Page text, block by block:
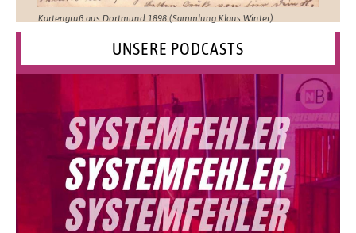
Kartengruß aus Dortmund 1898 (Sammlung Klaus Winter)
UNSERE PODCASTS